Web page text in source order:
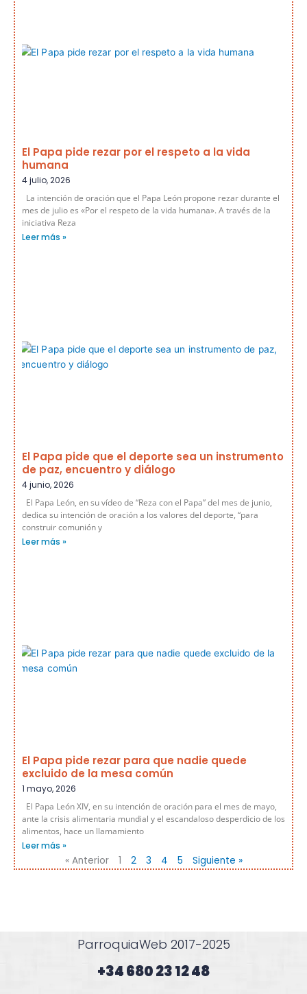
El Papa pide rezar por el respeto a la vida
humana
4 julio, 2026
La intención de oración que el Papa León propone rezar durante el
mes de julio es «Por el respeto de la vida humana». A través de la
iniciativa Reza
Leer más »
El Papa pide que el deporte sea un instrumento
de paz, encuentro y diálogo
4 junio, 2026
El Papa León, en su vídeo de “Reza con el Papa” del mes de junio,
dedica su intención de oración a los valores del deporte, “para
construir comunión y
Leer más »
El Papa pide rezar para que nadie quede
excluido de la mesa común
1 mayo, 2026
El Papa León XIV, en su intención de oración para el mes de mayo,
ante la crisis alimentaria mundial y el escandaloso desperdicio de los
alimentos, hace un llamamiento
Leer más »
« Anterior 1 2 3 4 5 Siguiente »
ParroquiaWeb 2017-2025
+34 680 23 12 48​